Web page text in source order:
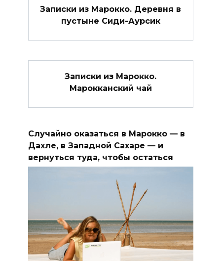
Записки из Марокко. Деревня в
пустыне Сиди-Аурсик
Записки из Марокко.
Марокканский чай
Случайно оказаться в Марокко — в
Дахле, в Западной Сахаре — и
вернуться туда, чтобы остаться